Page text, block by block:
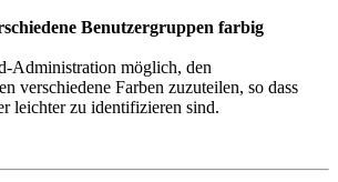
Benutzergruppen farbig
Administration möglich, den
verschiedene Farben zuzuteilen, so dass
leichter zu identifizieren sind.